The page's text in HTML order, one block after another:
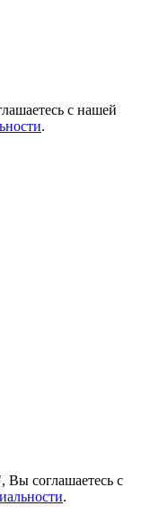
с нашей
.
Вы соглашаетесь с
.